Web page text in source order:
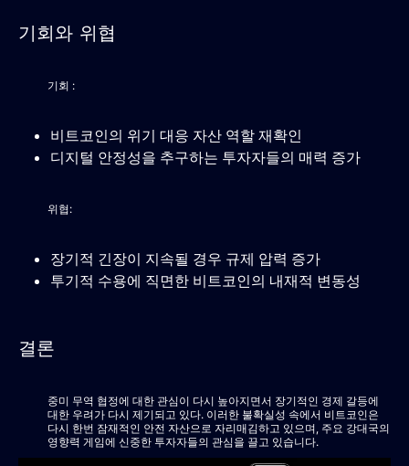
기회와 위협
기회 :
비트코인의 위기 대응 자산 역할 재확인
디지털 안정성을 추구하는 투자자들의 매력 증가
위협:
장기적 긴장이 지속될 경우 규제 압력 증가
투기적 수용에 직면한 비트코인의 내재적 변동성
결론
중미 무역 협정에 대한 관심이 다시 높아지면서 장기적인 경제 갈등에
대한 우려가 다시 제기되고 있다. 이러한 불확실성 속에서 비트코인은
다시 한번 잠재적인 안전 자산으로 자리매김하고 있으며, 주요 강대국의
영향력 게임에 신중한 투자자들의 관심을 끌고 있습니다.